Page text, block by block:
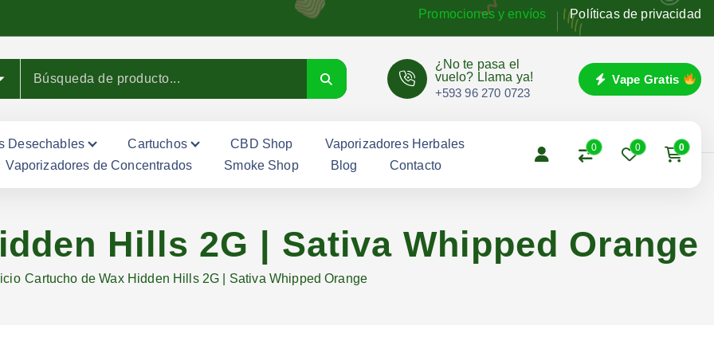
Promociones y envíos Políticas de privacidad
¿No te pasa el
vuelo? Llama ya!
+593 96 270 0723
Vape Gratis
Desechables Cartuchos CBD Shop
Vaporizadores Herbales
Vaporizadores de Concentrados
Smoke Shop Blog Contacto
0 0 0
Hills 2G | Sativa Whipped Orange
Cartucho de Wax Hidden Hills 2G | Sativa Whipped Orange